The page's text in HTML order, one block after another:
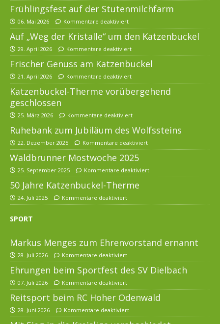
Frühlingsfest auf der Stutenmilchfarm
06. Mai 2026 Kommentare deaktiviert
Auf „Weg der Kristalle“ um den Katzenbuckel
29. April 2026 Kommentare deaktiviert
Frischer Genuss am Katzenbuckel
21. April 2026 Kommentare deaktiviert
Katzenbuckel-Therme vorübergehend
geschlossen
25. März 2026 Kommentare deaktiviert
Ruhebank zum Jubiläum des Wolfssteins
22. Dezember 2025 Kommentare deaktiviert
Waldbrunner Mostwoche 2025
25. September 2025 Kommentare deaktiviert
50 Jahre Katzenbuckel-Therme
24. Juli 2025 Kommentare deaktiviert
SPORT
Markus Menges zum Ehrenvorstand ernannt
28. Juli 2026 Kommentare deaktiviert
Ehrungen beim Sportfest des SV Dielbach
07. Juli 2026 Kommentare deaktiviert
Reitsport beim RC Hoher Odenwald
28. Juni 2026 Kommentare deaktiviert